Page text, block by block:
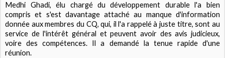
Medhi Ghadi, élu chargé du développement durable l'a bien
compris et s'est davantage attaché au manque d'information
donnée aux membres du CQ, qui, il l'a rappelé à juste titre, sont au
service de l'intérêt général et peuvent avoir des avis judicieux,
voire des compétences. Il a demandé la tenue rapide d'une
réunion.